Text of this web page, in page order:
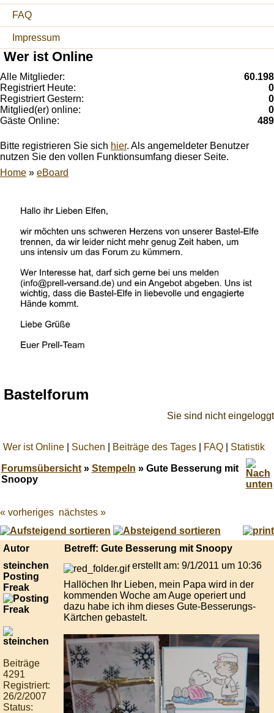
FAQ
Impressum
Wer ist Online
Alle Mitglieder:
60.198
Registriert Heute:
0
Registriert Gestern:
0
Mitglied(er) online:
0
Gäste Online:
489
Bitte registrieren Sie sich hier. Als angemeldeter Benutzer
nutzen Sie den vollen Funktionsumfang dieser Seite.
Home » eBoard
Bastelforum
Sie sind nicht eingeloggt
Wer ist Online Suchen Beiträge des Tages FAQ Statistik
Forumsübersicht» Stempeln » Gute Besserung mit
Snoopy
Best
online
live
casino
« vorheriges nächstes »
Autor
Betreff: Gute Besserung mit Snoopy
steinchen
Posting
Freak
Beiträge
4291
Registriert:
26/2/2007
Status:
erstellt am: 9/1/2011 um 10:36
Hallöchen Ihr Lieben, mein Papa wird in der
kommenden Woche am Auge operiert und
dazu habe ich ihm dieses Gute-Besserungs-
Kärtchen gebastelt.